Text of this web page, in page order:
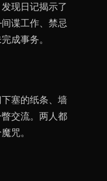
现日记揭示了
谍工作、禁忌
成事务。
塞的纸条、墙
交流。两人都
咒。